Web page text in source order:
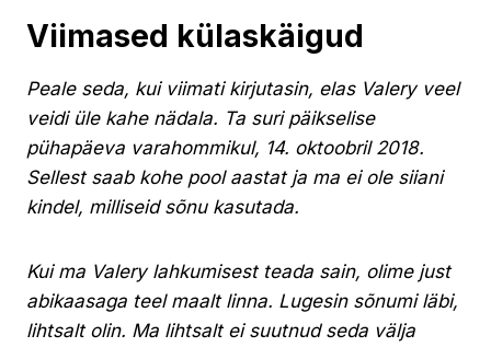
Viimased külaskäigud
Peale seda, kui viimati kirjutasin, elas Valery veel
veidi üle kahe nädala. Ta suri päikselise
pühapäeva varahommikul, 14. oktoobril 2018.
Sellest saab kohe pool aastat ja ma ei ole siiani
kindel, milliseid sõnu kasutada.
Kui ma Valery lahkumisest teada sain, olime just
abikaasaga teel maalt linna. Lugesin sõnumi läbi,
lihtsalt olin. Ma lihtsalt ei suutnud seda välja